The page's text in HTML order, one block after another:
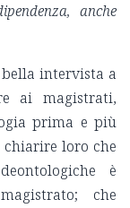
anche
intervista a
ai magistrati,
prima e più
chiarire loro che
è
che